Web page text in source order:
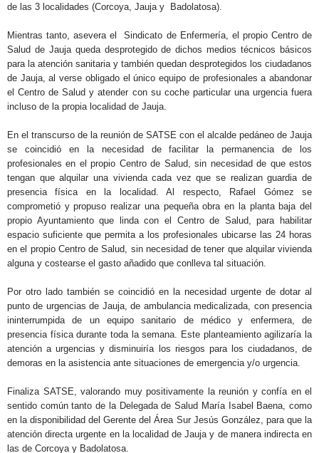
de las 3 localidades (Corcoya, Jauja y Badolatosa).
Mientras tanto, asevera el Sindicato de Enfermería, el propio Centro de
Salud de Jauja queda desprotegido de dichos medios técnicos básicos
para la atención sanitaria y también quedan desprotegidos los ciudadanos
de Jauja, al verse obligado el único equipo de profesionales a abandonar
el Centro de Salud y atender con su coche particular una urgencia fuera
incluso de la propia localidad de Jauja.
En el transcurso de la reunión de SATSE con el alcalde pedáneo de Jauja
se coincidió en la necesidad de facilitar la permanencia de los
profesionales en el propio Centro de Salud, sin necesidad de que estos
tengan que alquilar una vivienda cada vez que se realizan guardia de
presencia física en la localidad. Al respecto, Rafael Gómez se
comprometió y propuso realizar una pequeña obra en la planta baja del
propio Ayuntamiento que linda con el Centro de Salud, para habilitar
espacio suficiente que permita a los profesionales ubicarse las 24 horas
en el propio Centro de Salud, sin necesidad de tener que alquilar vivienda
alguna y costearse el gasto añadido que conlleva tal situación.
Por otro lado también se coincidió en la necesidad urgente de dotar al
punto de urgencias de Jauja, de ambulancia medicalizada, con presencia
ininterrumpida de un equipo sanitario de médico y enfermera, de
presencia física durante toda la semana. Este planteamiento agilizaría la
atención a urgencias y disminuiría los riesgos para los ciudadanos, de
demoras en la asistencia ante situaciones de emergencia y/o urgencia.
Finaliza SATSE, valorando muy positivamente la reunión y confía en el
sentido común tanto de la Delegada de Salud María Isabel Baena, como
en la disponibilidad del Gerente del Área Sur Jesús González, para que la
atención directa urgente en la localidad de Jauja y de manera indirecta en
las de Corcoya y Badolatosa.